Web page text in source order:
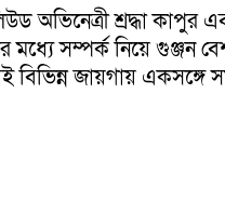
অভিনেত্রী শ্রদ্ধা কাপুর
মধ্যে সম্পর্ক নিয়ে গুঞ্জন
বিভিন্ন জায়গায় একসঙ্গে